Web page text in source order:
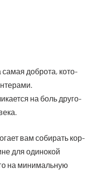
самая доб­ро­та, кото­
на боль дру­го­
вам соби­рать кор­
для оди­но­кой
на мини­маль­ную